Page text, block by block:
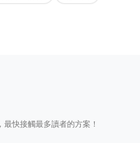
快接觸最多讀者的方案！